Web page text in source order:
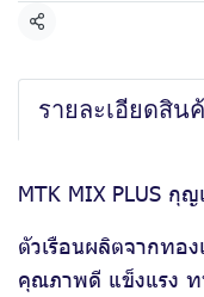
แชร์
รายละเอียดสิน
MTK MIX PLUS กุ
ตัวเรือนผลิตจากทอ
คุณภาพดี แข็งแรง ท